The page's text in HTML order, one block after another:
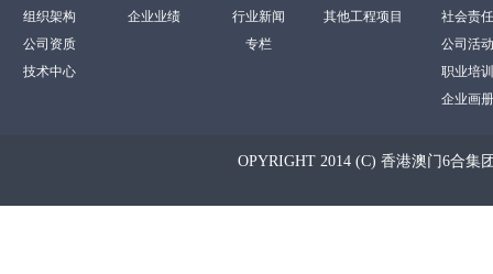
组织架构
公司资质
技术中心
企业业绩
行业新闻
专栏
其他工程项目
社会责任
公司活动
职业培训
企业画册
OPYRIGHT 2014 (C) 香港澳门6合集